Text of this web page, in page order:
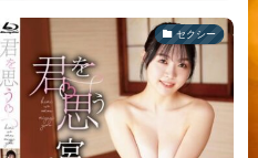
セクシー